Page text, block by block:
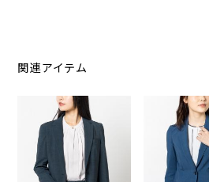
関連アイテム